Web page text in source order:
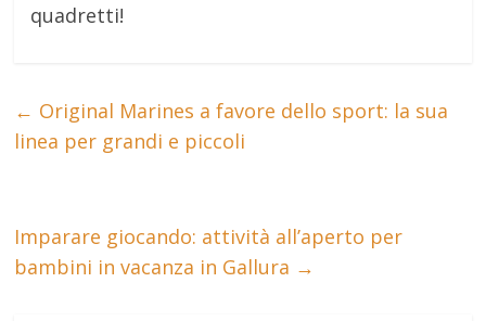
quadretti!
← Original Marines a favore dello sport: la sua
linea per grandi e piccoli
Imparare giocando: attività all’aperto per
bambini in vacanza in Gallura →